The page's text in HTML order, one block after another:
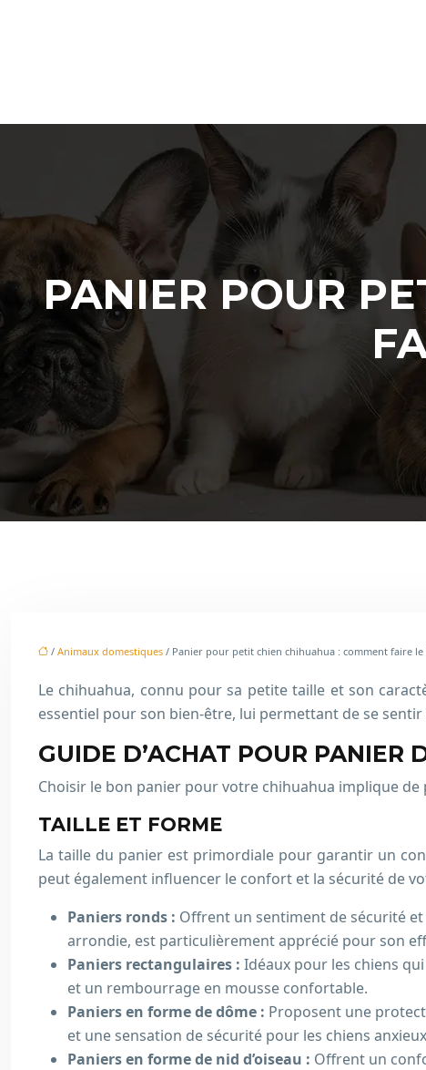
PANIER POUR
/ Animaux domestiques / Panier pour petit chien chihuahua : comment faire le
Le chihuahua, connu pour sa petite taille et son
essentiel pour son bien-être, lui permettant de se
GUIDE D’ACHAT POUR PANIER
Choisir le bon panier pour votre chihuahua implique
TAILLE ET FORME
La taille du panier est primordiale pour garantir un
peut également influencer le confort et la sécurité de
Paniers ronds : Offrent un sentiment de sécurité et
arrondie, est particulièrement apprécié pour son
Paniers rectangulaires : Idéaux pour les chiens
et un rembourrage en mousse confortable.
Paniers en forme de dôme : Proposent une
et une sensation de sécurité pour les chiens
Paniers en forme de nid d’oiseau : Offrent un